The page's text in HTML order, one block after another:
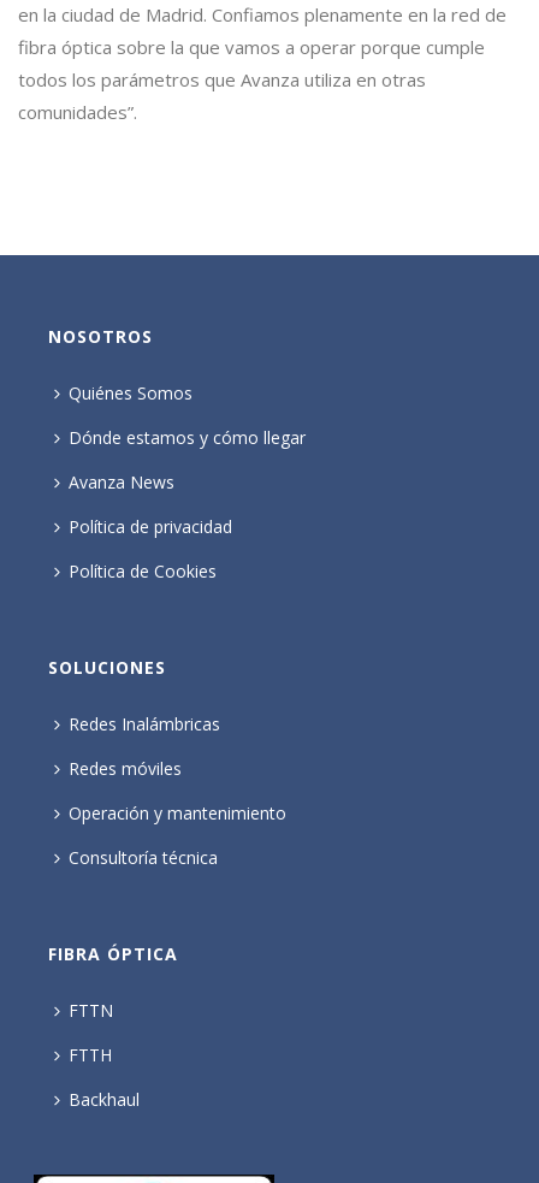
en la ciudad de Madrid. Confiamos plenamente en la red de
fibra óptica sobre la que vamos a operar porque cumple
todos los parámetros que Avanza utiliza en otras
comunidades”.
NOSOTROS
Quiénes Somos
Dónde estamos y cómo llegar
Avanza News
Política de privacidad
Política de Cookies
SOLUCIONES
Redes Inalámbricas
Redes móviles
Operación y mantenimiento
Consultoría técnica
FIBRA ÓPTICA
FTTN
FTTH
Backhaul